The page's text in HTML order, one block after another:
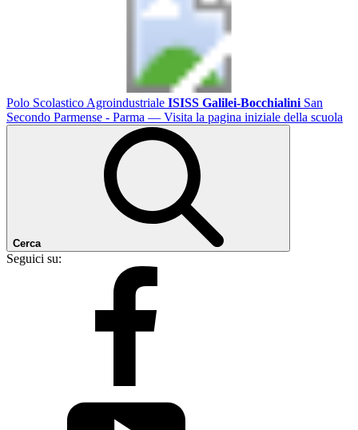
Polo Scolastico Agroindustriale ISISS Galilei-Bocchialini San
Secondo Parmense - Parma — Visita la pagina iniziale della scuola
Cerca
Seguici su: